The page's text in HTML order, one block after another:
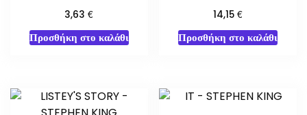
3,63€
Προσθήκη στο καλάθι
14,15€
Προσθήκη στο καλάθι